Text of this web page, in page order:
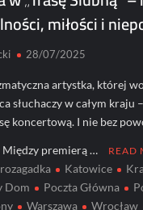
miłości i
28/07/2025
artystka, której
słuchaczy w całym kraju
koncertową. I nie bez
Między premierą … READ
Katowice
Dom Poczta Główna
Warszawa Wrocław